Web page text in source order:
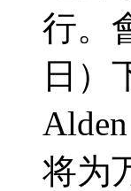
行。
日）
将为